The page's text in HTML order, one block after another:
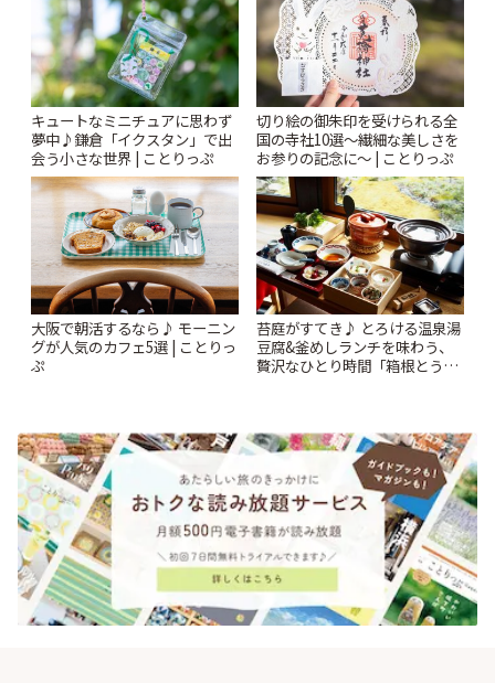
キュートなミニチュアに思わず
夢中♪鎌倉「イクスタン」で出
会う小さな世界 | ことりっぷ
切り絵の御朱印を受けられる全
国の寺社10選〜繊細な美しさを
お参りの記念に〜 | ことりっぷ
大阪で朝活するなら♪ モーニン
グが人気のカフェ5選 | ことりっ
ぷ
苔庭がすてき♪ とろける温泉湯
豆腐&釜めしランチを味わう、
贅沢なひとり時間「箱根とうふ